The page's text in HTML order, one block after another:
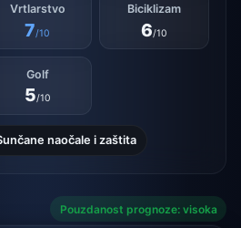
Vrtlarstvo
7/10
Biciklizam
6/10
Golf
5/10
naočale i zaštita
Pouzdanost prognoze: visoka